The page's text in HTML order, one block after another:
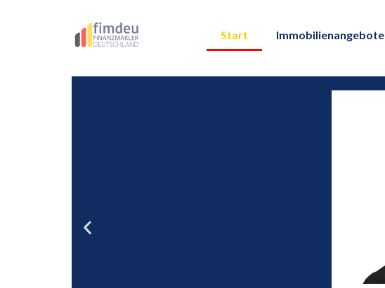
Start Immobilienangebote